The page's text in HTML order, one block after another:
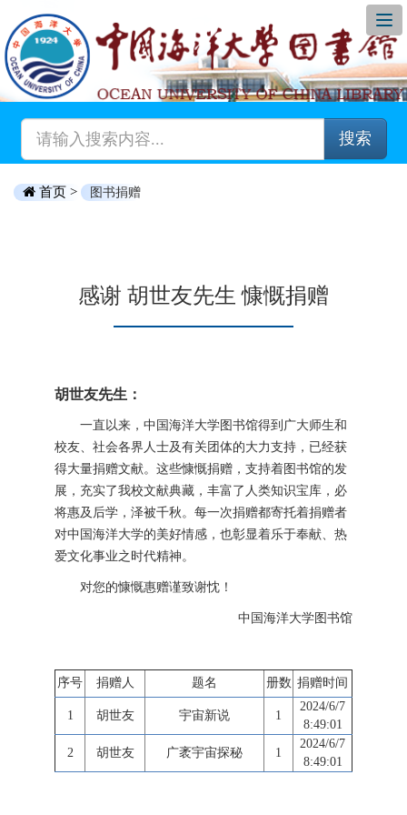
搜索
首页 > 图书捐赠
感谢 胡世友先生 慷慨捐赠
胡世友先生：
一直以来，中国海洋大学图书馆得到广大师生和
校友、社会各界人士及有关团体的大力支持，已经获
得大量捐赠文献。这些慷慨捐赠，支持着图书馆的发
展，充实了我校文献典藏，丰富了人类知识宝库，必
将惠及后学，泽被千秋。每一次捐赠都寄托着捐赠者
对中国海洋大学的美好情感，也彰显着乐于奉献、热
爱文化事业之时代精神。
对您的慷慨惠赠谨致谢忱！
中国海洋大学图书馆
序号 捐赠人 题名 册数 捐赠时间
1 胡世友 宇宙新说 1
2024/6/7
8:49:01
2 胡世友 广袤宇宙探秘 1
2024/6/7
8:49:01